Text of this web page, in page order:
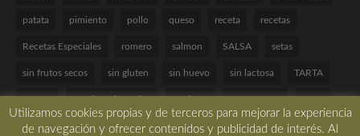
patata pimiento pollo queso receta recetas
Recetas Especiales romero salmon SALSA setas
sin frutos secos sin gluten sin huevo sin lactosa TARTA
Utilizamos cookies propias y de terceros para mejorar la experiencia
de navegación y ofrecer contenidos y publicidad de interés. Al